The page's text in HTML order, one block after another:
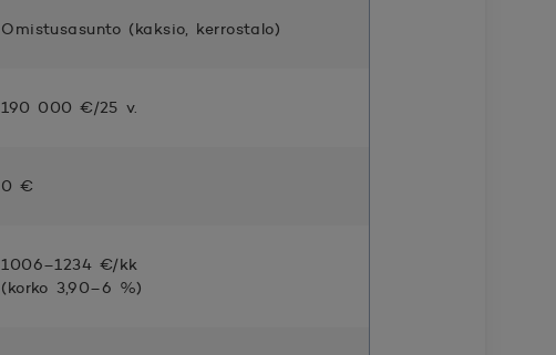
Omistusasunto (kaksio, kerrostalo)
190 000 €/25 v.
0 €
1006–1234 €/kk
(korko 3,90–6 %)